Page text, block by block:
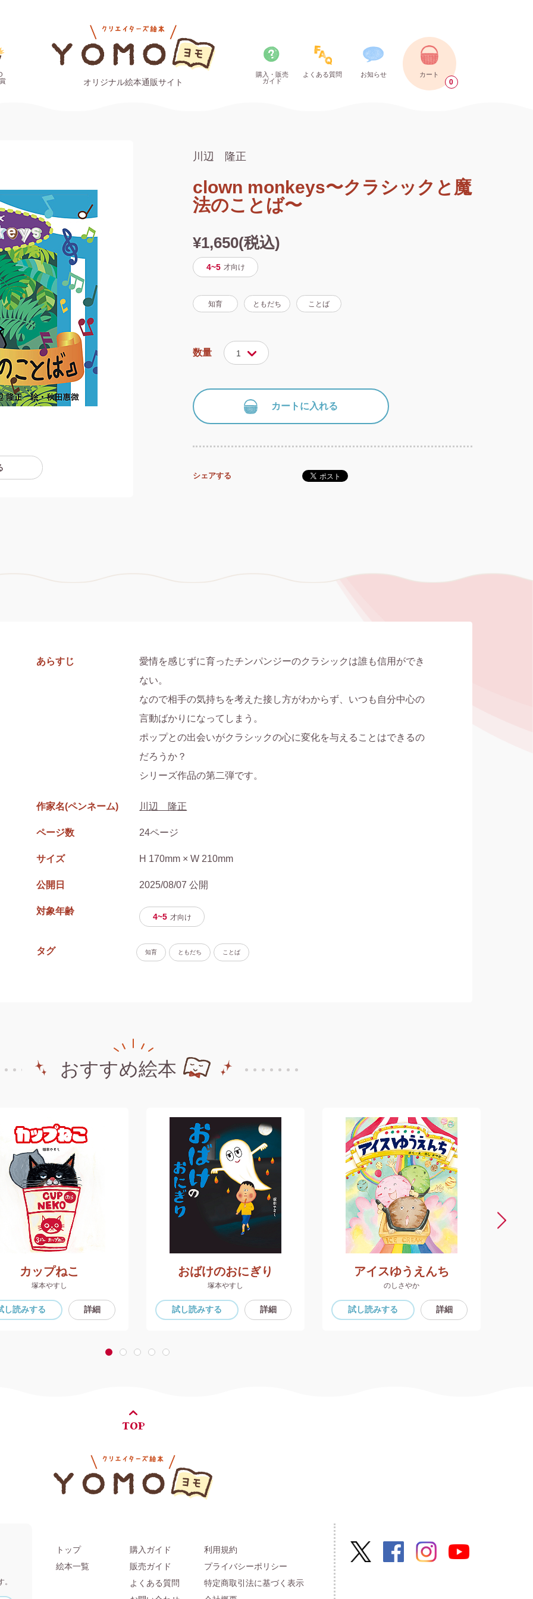
オリジナル絵本通販サイト
購入・販売
ガイド
よくある質問 お知らせ カート
0
川辺 隆正
clown monkeys〜クラシックと魔
法のことば〜
¥1,650(税込)
4~5 才向け
知育 ともだち ことば
数量 1
カートに入れる
シェアする
あらすじ
愛情を感じずに育ったチンパンジーのクラシックは誰も信用ができ
ない。
なので相手の気持ちを考えた接し方がわからず、いつも自分中心の
言動ばかりになってしまう。
ポップとの出会いがクラシックの心に変化を与えることはできるの
だろうか？
シリーズ作品の第二弾です。
作家名(ペンネーム) 川辺 隆正
ページ数 24ページ
サイズ H 170mm × W 210mm
公開日 2025/08/07 公開
対象年齢
4~5 才向け
タグ 知育 ともだち ことば
おすすめ絵本
カップねこ
塚本やすし
し読みする 詳細
おばけのおにぎり
塚本やすし
試し読みする 詳細
アイスゆうえんち
のしさやか
試し読みする 詳細
1 2 3 4 5
TOP
トップ
絵本一覧
購入ガイド
販売ガイド
よくある質問
利用規約
プライバシーポリシー
特定商取引法に基づく表示